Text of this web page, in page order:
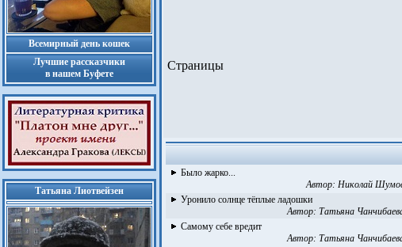
Всемирный день кошек
Лучшие рассказчики
в нашем Буфете
Татьяна Лиотвейзен
Страницы
Было жарко...
Автор: Николай
Уронило солнце тёплые ладошки
Автор: Татьяна
Самому себе вредит
Автор: Татьяна